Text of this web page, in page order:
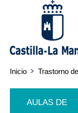
Inicio Trastorno
AULAS DE